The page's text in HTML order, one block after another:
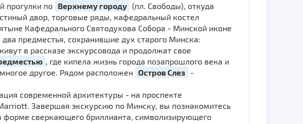
прогулки по Верхнему городу (пл. Свободы), откуда
двор, торговые ряды, кафедральный костел
Кафедрального Святодухова Собора - Минской иконе
предместья, сохранившие дух старого Минска:
в рассказе экскурсовода и продолжат свое
, где кипела жизнь города позапрошлого века и
другое. Рядом расположен Остров Слез -
современной архитектуры - на проспекте
Завершая экскурсию по Минску, вы познакомитесь
форме сверкающего бриллианта, символизирующего